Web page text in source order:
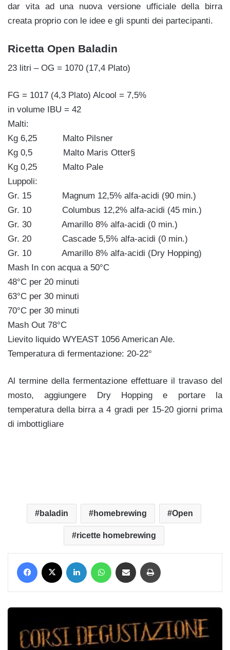
dar vita ad una nuova versione ufficiale della birra
creata proprio con le idee e gli spunti dei partecipanti.
Ricetta Open Baladin
23 litri – OG = 1070 (17,4 Plato)
FG = 1017 (4,3 Plato) Alcool = 7,5%
in volume IBU = 42
Malti:
Kg 6,25 Malto Pilsner
Kg 0,5 Malto Maris Otter§
Kg 0,25 Malto Pale
Luppoli:
Gr. 15 Magnum 12,5% alfa-acidi (90 min.)
Gr. 10 Columbus 12,2% alfa-acidi (45 min.)
Gr. 30 Amarillo 8% alfa-acidi (0 min.)
Gr. 20 Cascade 5,5% alfa-acidi (0 min.)
Gr. 10 Amarillo 8% alfa-acidi (Dry Hopping)
Mash In con acqua a 50°C
48°C per 20 minuti
63°C per 30 minuti
70°C per 30 minuti
Mash Out 78°C
Lievito liquido WYEAST 1056 American Ale.
Temperatura di fermentazione: 20-22°
Al termine della fermentazione effettuare il travaso del
mosto, aggiungere Dry Hopping e portare la
temperatura della birra a 4 gradi per 15-20 giorni prima
di imbottigliare
baladin homebrewing Open
ricette homebrewing
Facebook LinkedIn WhatsApp Condividi via mail